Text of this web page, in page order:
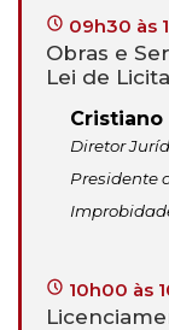
09h30 às
Obras e
Lei de
Cristiano
Diretor
Presidente
10h00 às